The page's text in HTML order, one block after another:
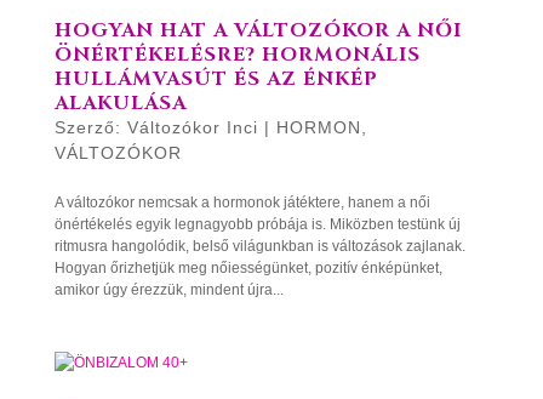
HOGYAN HAT A VÁLTOZÓKOR A NŐI
ÖNÉRTÉKELÉSRE? HORMONÁLIS
HULLÁMVASÚT ÉS AZ ÉNKÉP
ALAKULÁSA
Szerző: Változókor Inci | HORMON
VÁLTOZÓKOR
A változókor nemcsak a hormonok játéktere, hanem a női
önértékelés egyik legnagyobb próbája is. Miközben testünk új
ritmusra hangolódik, belső világunkban is változások zajlanak.
Hogyan őrizhetjük meg nőiességünket, pozitív énképünket,
amikor úgy érezzük, mindent újra...